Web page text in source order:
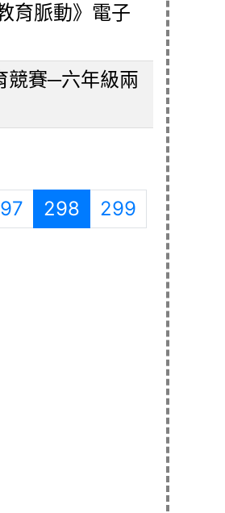
育脈動》電子
競賽─六年級兩
298 (目前頁次)
299